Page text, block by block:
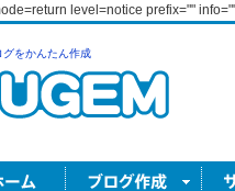
level=notice prefix=""
グをかんたん作成